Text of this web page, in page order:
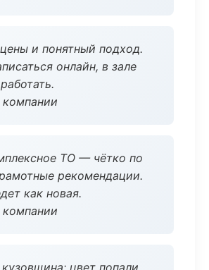
и понятный подход.
онлайн, в зале
ТО — чётко по
рекомендации.
как новая.
цвет попали